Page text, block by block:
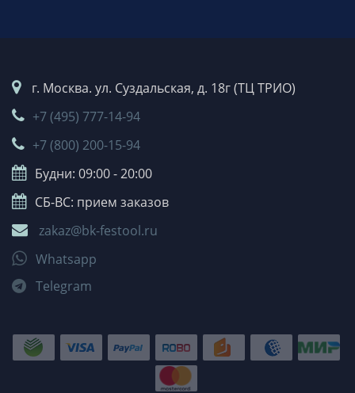
г. Москва. ул. Суздальская, д. 18г (ТЦ ТРИО)
+7 (495) 777-14-94
+7 (800) 200-15-94
Будни: 09:00 - 20:00
СБ-ВС: прием заказов
zakaz@bk-festool.ru
Whatsapp
Telegram